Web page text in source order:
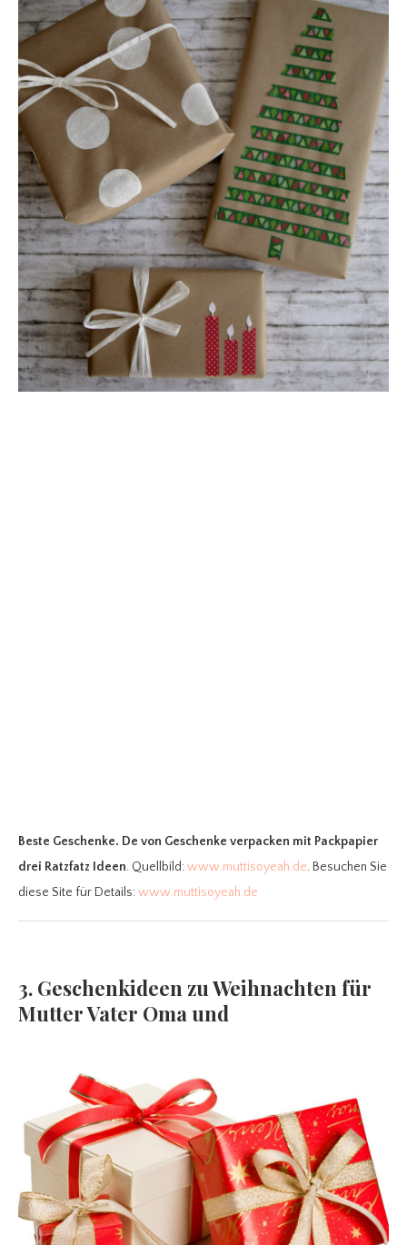
Beste Geschenke. De von Geschenke verpacken mit Packpapier
drei Ratzfatz Ideen. Quellbild:www.muttisoyeah.de. Besuchen Sie
diese Site für Details:www.muttisoyeah.de
3. Geschenkideen zu Weihnachten für
Mutter Vater Oma und